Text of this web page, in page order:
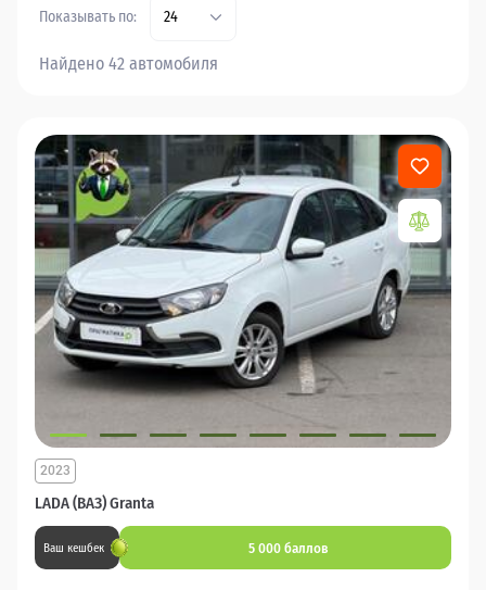
Показывать по: 24
Найдено 42 автомобиля
LADA (ВАЗ) Granta
2023
Ваш кешбек 5 000 баллов